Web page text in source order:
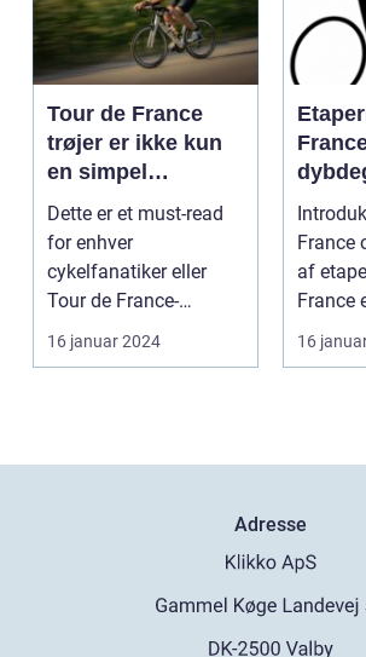
Tour de France
trøjer er ikke kun
en simpel
beklædningsgenst
and til
cykelryttere; de
bærer symbolik og
rækker langt ud
over selve løbet
Dette er et must-read
for enhver
cykelfanatiker eller
Tour de France-
entusiast, der ønsker at
forstå...
16 januar 2024
France
af etaperne
France
af
16
Adresse